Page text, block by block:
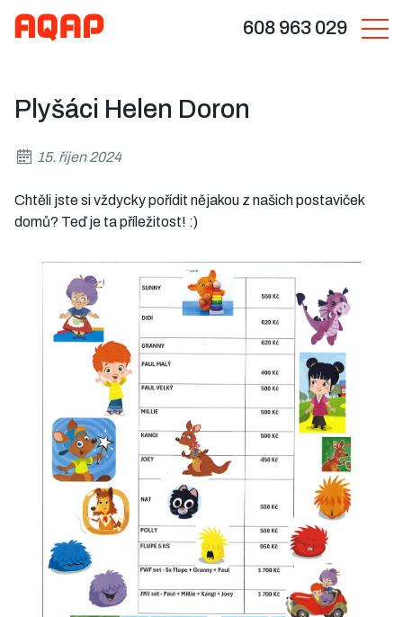
608 963 029
Plyšáci Helen Doron
15. říjen 2024
Chtěli jste si vždycky pořídit nějakou z našich postaviček
domů? Teď je ta příležitost! :)